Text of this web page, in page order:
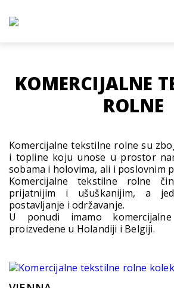
KOMERCIJALNE
ROLNE
Komercijalne tekstilne rolne su
i topline koju unose u prostor
sobama i holovima, ali i poslovnim
Komercijalne tekstilne rolne
prijatnijim i ušuškanijim, a
postavljanje i održavanje.
U ponudi imamo
proizvedene u Holandiji i Belgiji.